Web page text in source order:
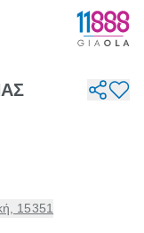
15351